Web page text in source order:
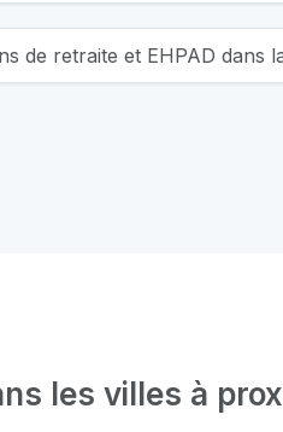
de retraite et EHPAD dans
les villes à